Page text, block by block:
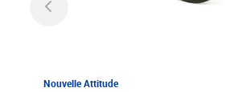
Nouvelle Attitude